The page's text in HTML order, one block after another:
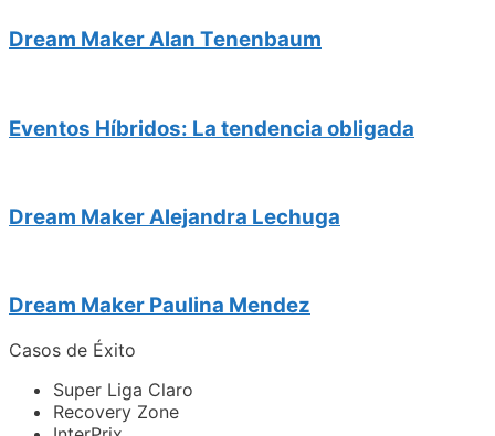
Dream Maker Alan Tenenbaum
Eventos Híbridos: La tendencia obligada
Dream Maker Alejandra Lechuga
Dream Maker Paulina Mendez
Casos de Éxito
Super Liga Claro
Recovery Zone